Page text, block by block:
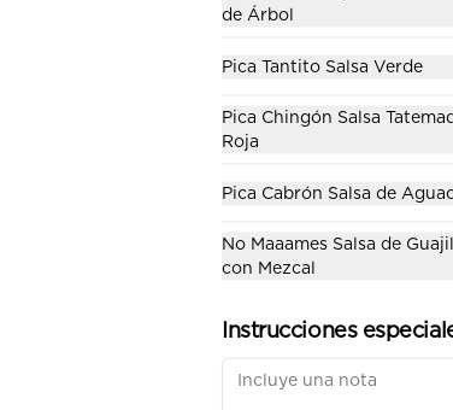
tacos de tinga de pollo y 2 tacos
Ceviche de Pescado
arreglado.
de Árbol
Pica Tantito Salsa Verde
Pica Chingón Salsa
Roja
Pica Cabrón Salsa de
No Maaames Salsa de
con Mezcal
Instrucciones